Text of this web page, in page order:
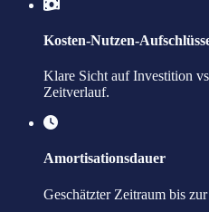
Kosten-Nutzen-
Klare Sicht auf Investition
Zeitverlauf.
Amortisationsdauer
Geschätzter Zeitraum bis